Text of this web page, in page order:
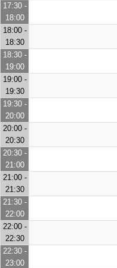
17:30 -
18:00
18:00 -
18:30
18:30 -
19:00
19:00 -
19:30
19:30 -
20:00
20:00 -
20:30
20:30 -
21:00
21:00 -
21:30
21:30 -
22:00
22:00 -
22:30
22:30 -
23:00